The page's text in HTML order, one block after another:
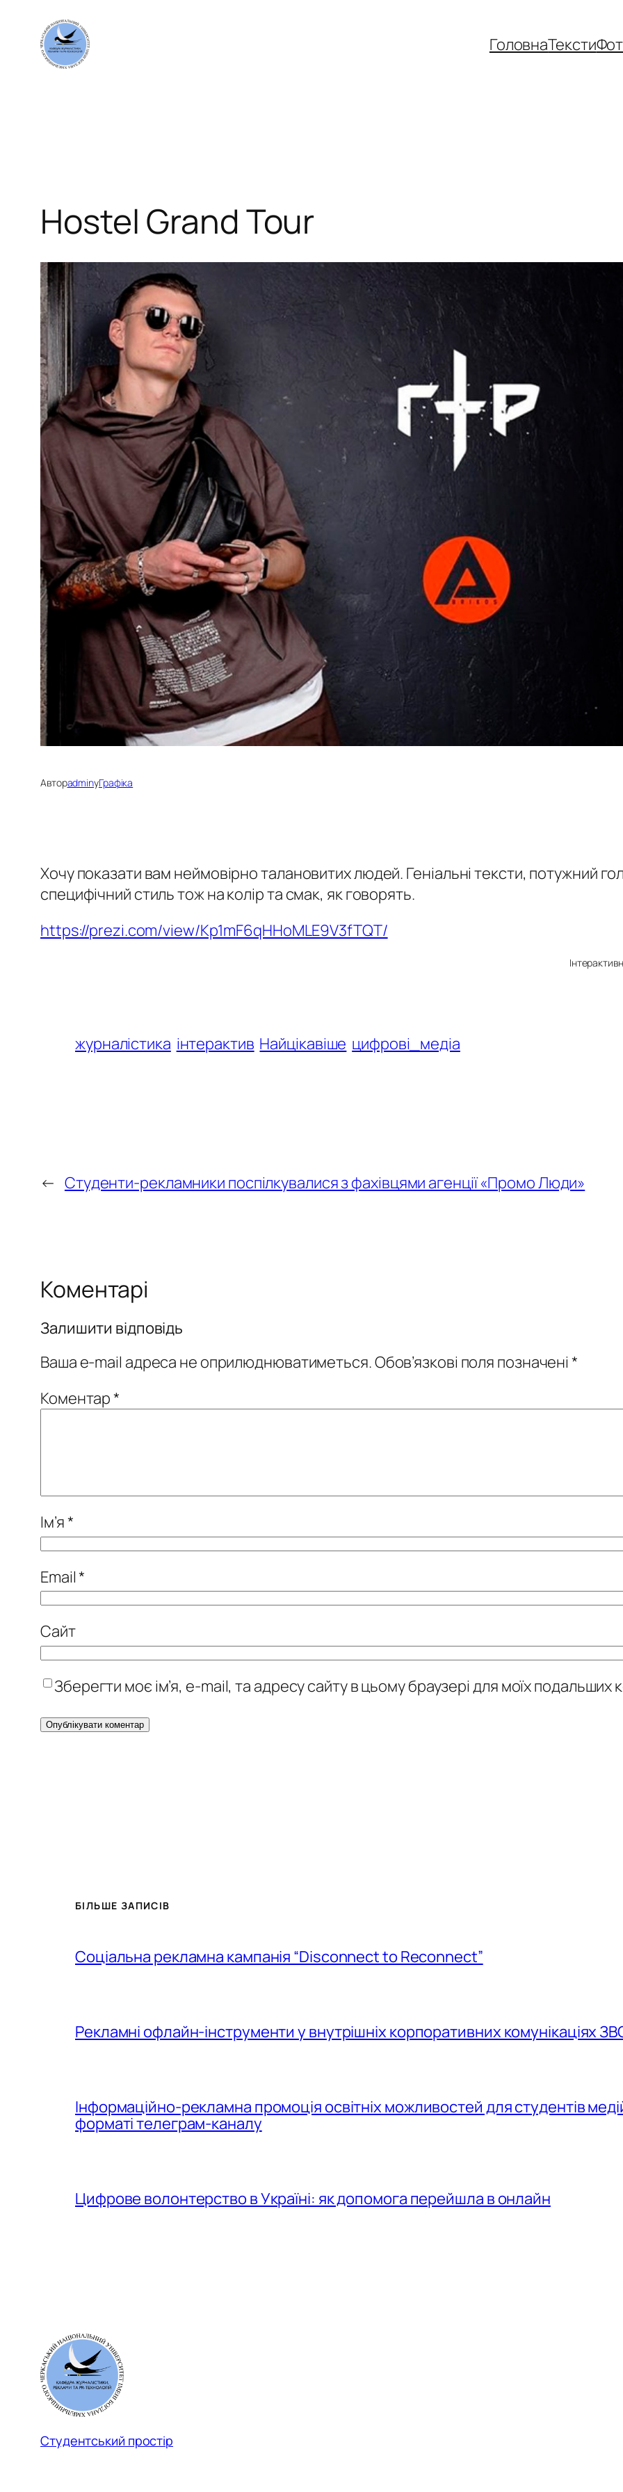
Перейти
вмісту
ГоловнаТексти
Hostel Grand Tour
АвторadminуГрафіка
Хочу показати вам неймовірно талановитих людей. Геніальні тексти, потужний
специфічний стиль тож на колір та смак, як говорять.
https://prezi.com/view/Kp1mF6qHHoMLE9V3fTQT/
журналістика інтерактив Найцікавіше цифрові_медіа
← Студенти-рекламники поспілкувалися з фахівцями агенції «Промо Люди»
Коментарі
Залишити відповідь
Ваша e-mail адреса не оприлюднюватиметься.Обов’язкові поля позначені*
Коментар*
Ім’я*
Email*
Сайт
Зберегти моє ім’я, e-mail, та адресу сайту в цьому браузері для моїх подальших
БІЛЬШЕ ЗАПИСІВ
Соціальна рекламна кампанія “Disconnect to Reconnect”
Рекламні офлайн-інструменти у внутрішніх корпоративних комунікаціях
Інформаційно-рекламна промоція освітніх можливостей для студентів
форматі телеграм-каналу
Цифрове волонтерство в Україні: як допомога перейшла в онлайн
Студентський простір